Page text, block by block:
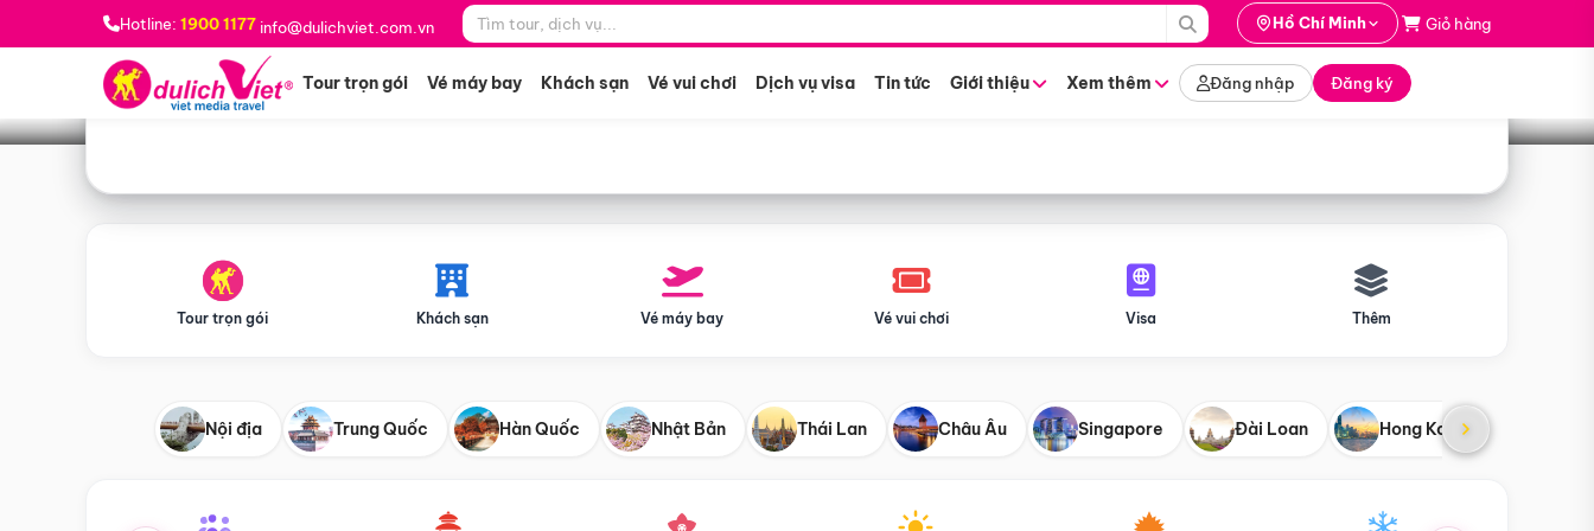
Hotline: 1900 1177 info@dulichviet.com.vn Hồ Chí Minh Giỏ hàng
Tour trọn gói Vé máy bay Khách sạn Vé vui chơi Dịch vụ visa Tin tức Giới thiệu Xem thêm Đăng nhập Đăng ký
Bạn muốn đi đâu? *
Tìm tour
Tour trọn gói Khách sạn Vé máy bay Vé vui chơi Visa Thêm
Nội địa Trung Quốc Hàn Quốc Nhật Bản Thái Lan Châu Âu Singapore Đài Loan Hong Kong